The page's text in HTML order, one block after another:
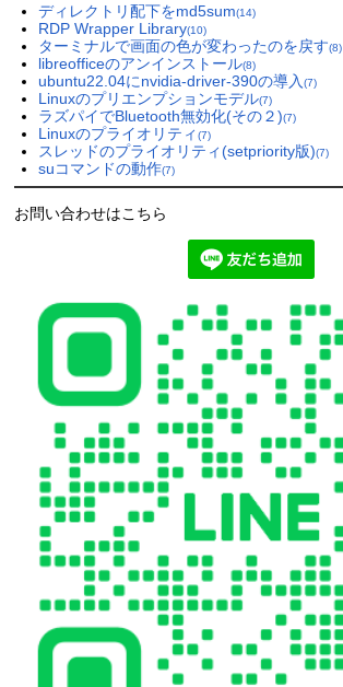
ディレクトリ配下をmd5sum(14)
RDP Wrapper Library(10)
ターミナルで画面の色が変わったのを戻す(8)
libreofficeのアンインストール(8)
ubuntu22.04にnvidia-driver-390の導入 (7)
Linuxのプリエンプションモデル(7)
ラズパイでBluetooth無効化(その２)(7)
Linuxのプライオリティ (7)
スレッドのプライオリティ(setpriority版)(7)
suコマンドの動作(7)
お問い合わせはこちら